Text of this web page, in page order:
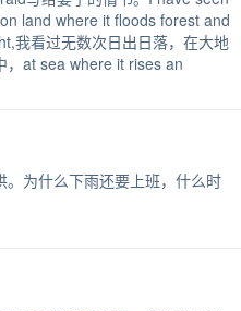
land where it floods forest and
我看过无数次日出日落，在大地
，at sea where it rises an
为什么下雨还要上班，什么时